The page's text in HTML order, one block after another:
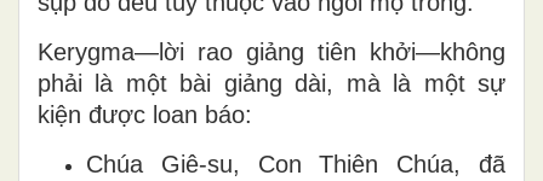
Kerygma—lời rao giảng tiên khởi—không
phải là một bài giảng dài, mà là một sự
kiện được loan báo:
Chúa Giê-su, Con Thiên Chúa, đã